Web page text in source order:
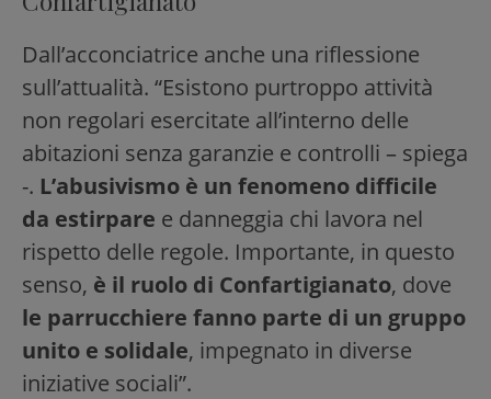
Dall’acconciatrice anche una riflessione
sull’attualità. “Esistono purtroppo attività
non regolari esercitate all’interno delle
abitazioni senza garanzie e controlli – spiega
-. L’abusivismo è un fenomeno difficile
da estirpare e danneggia chi lavora nel
rispetto delle regole. Importante, in questo
senso, è il ruolo di Confartigianato, dove
le parrucchiere fanno parte di un gruppo
unito e solidale, impegnato in diverse
iniziative sociali”.